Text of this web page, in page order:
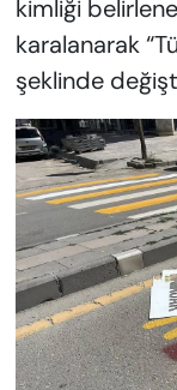
kimliği
karalanarak
şeklinde